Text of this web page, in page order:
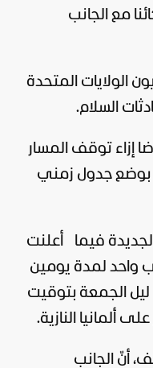
مع الجانب
الولايات المتحدة
السلام.
إزاء توقف المسار
بوضع جدول زمني
فيما أعلنت
واحد لمدة يومين
الجمعة بتوقيت
ألمانيا النازية.
أنّ الجانب